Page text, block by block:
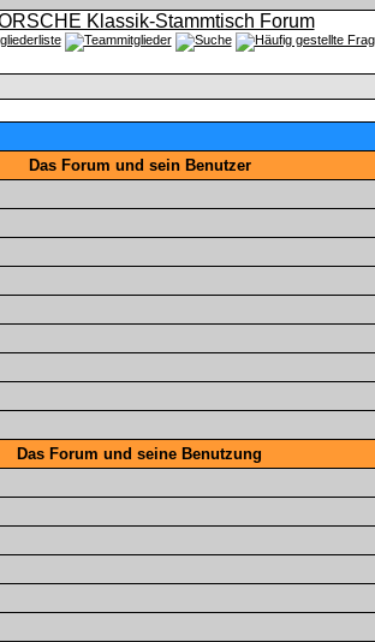
Das Forum und sein Benutzer
Das Forum und seine Benutzung